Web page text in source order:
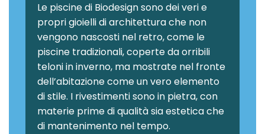
Le piscine di Biodesign sono dei veri e
propri gioielli di architettura che non
vengono nascosti nel retro, come le
piscine tradizionali, coperte da orribili
teloni in inverno, ma mostrate nel fronte
dell’abitazione come un vero elemento
di stile. I rivestimenti sono in pietra, con
materie prime di qualità sia estetica che
di mantenimento nel tempo.